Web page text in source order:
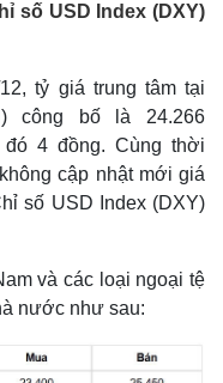
số USD Index (DXY)
tỷ giá trung tâm tại
công bố là 24.266
4 đồng. Cùng thời
cập nhật mới giá
số USD Index (DXY)
và các loại ngoại tệ
nước như sau: